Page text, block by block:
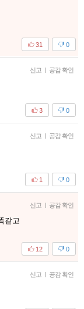
0
31
신고 | 공감 확인
0
3
신고 | 공감 확인
0
1
신고 | 공감 확인
같고
0
12
신고 | 공감 확인